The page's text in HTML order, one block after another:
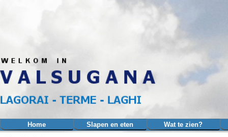
Home Slapen en eten ▼
Wat te zien?